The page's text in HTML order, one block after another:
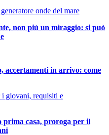
non più un miraggio: si può
accertamenti in arrivo: come
prima casa, proroga per il